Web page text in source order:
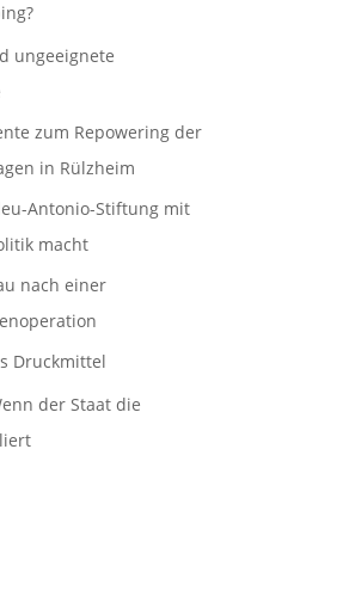
ungeeignete
zum Repowering der
in Rülzheim
Antonio-Stiftung mit
macht
nach einer
Druckmittel
der Staat die